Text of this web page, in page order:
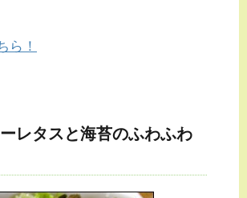
ら！
レタスと海苔のふわふわ